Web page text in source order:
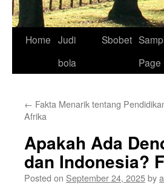
Home Judi
bola
Sbobet
Page
← Fakta Menarik tentang
Afrika
Apakah Ada
dan Indonesia?
Posted on September 24, 2025by